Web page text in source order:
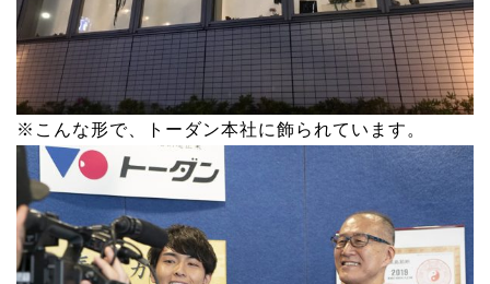
※こんな形で、トーダン本社に飾られています。